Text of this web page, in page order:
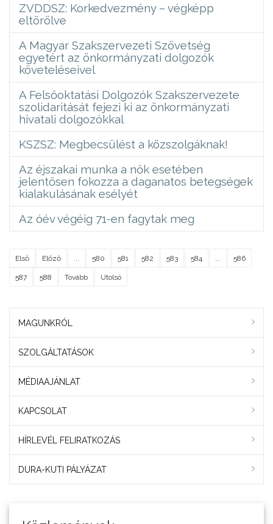
ZVDDSZ: Korkedvezmény – végképp
eltörölve
A Magyar Szakszervezeti Szövetség
egyetért az önkormányzati dolgozók
követeléseivel
A Felsőoktatási Dolgozók Szakszervezete
szolidaritását fejezi ki az önkormányzati
hivatali dolgozókkal
KSZSZ: Megbecsülést a közszolgáknak!
Az éjszakai munka a nők esetében
jelentősen fokozza a daganatos betegségek
kialakulásának esélyét
Az óév végéig 71-en fagytak meg
Első Előző 580 581 582 583 584 586
587 588 Tovább Utolsó
MAGUNKRÓL
SZOLGÁLTATÁSOK
MÉDIAAJÁNLAT
KAPCSOLAT
HÍRLEVÉL FELIRATKOZÁS
DURA-KUTI PÁLYÁZAT